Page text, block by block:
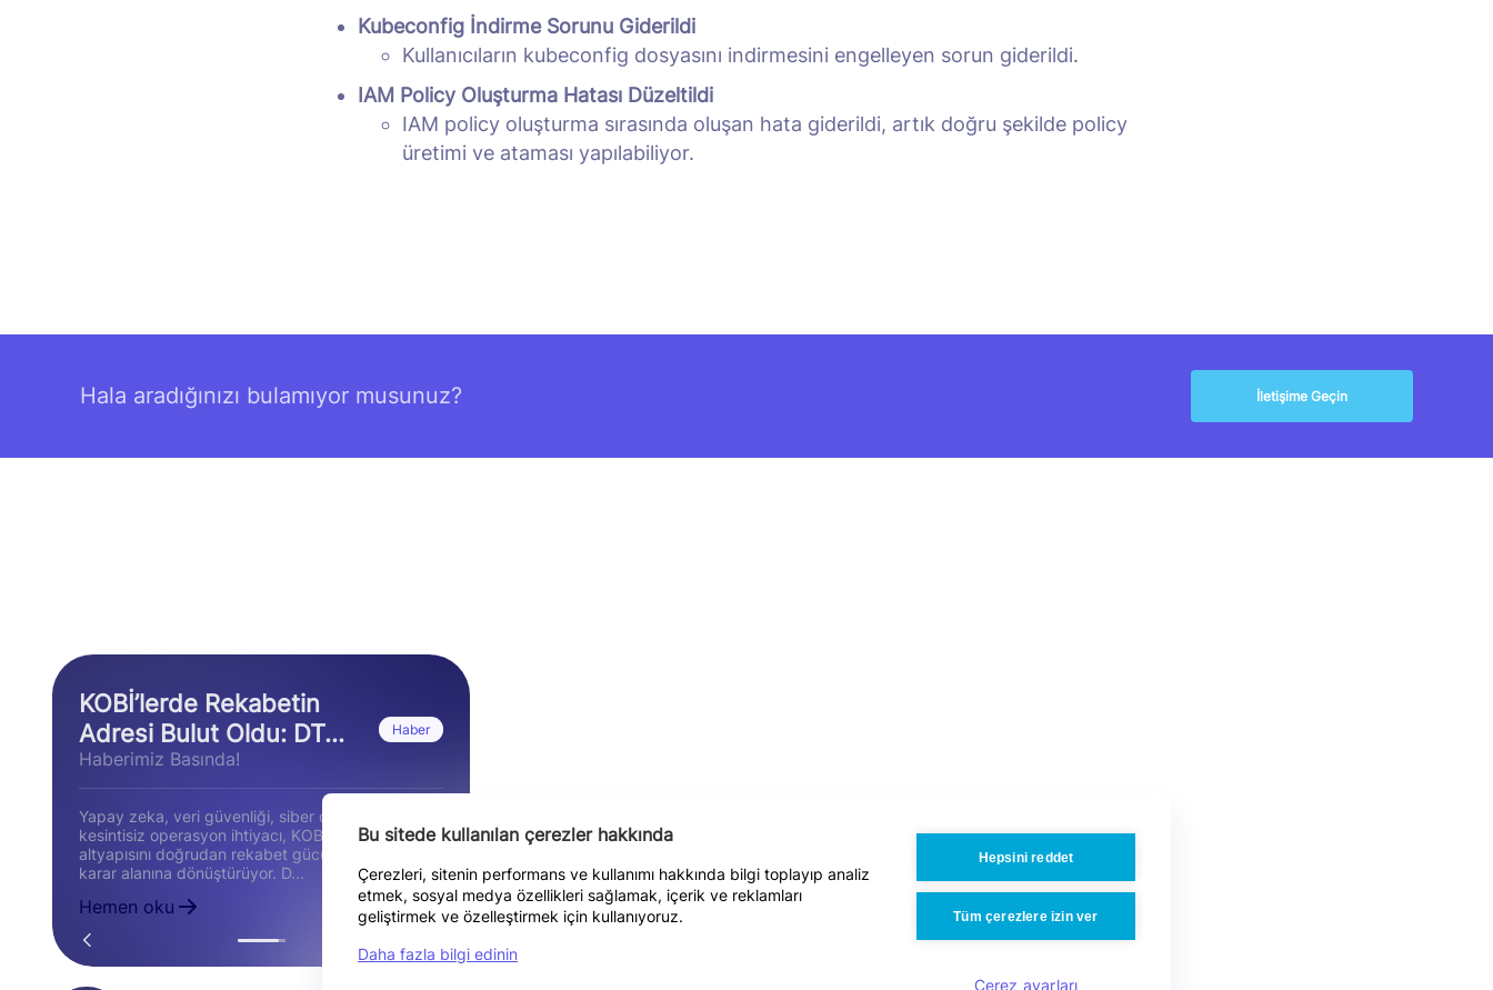
Kubeconfig İndirme Sorunu Giderildi
Kullanıcıların kubeconfig dosyasını indirmesini engelleyen sorun giderildi.
IAM Policy Oluşturma Hatası Düzeltildi
IAM policy oluşturma sırasında oluşan hata giderildi, artık doğru şekilde policy
üretimi ve ataması yapılabiliyor.
Hala aradığınızı bulamıyor musunuz? İletişime Geçin
KOBİ’lerde Rekabetin
Adresi Bulut Oldu: DT...
Haberimiz Basında!
Haber
Yapay zeka, veri güvenliği, siber dayanıklılık ve
kesintisiz operasyon ihtiyacı, KOBİ’ler için bulut
altyapısını doğrudan rekabet gücünü etkileyen bir
karar alanına dönüştürüyor. D...
Hemen oku
Bu sitede kullanılan çerezler hakkında
Çerezleri, sitenin performans ve kullanımı hakkında bilgi toplayıp analiz
etmek, sosyal medya özellikleri sağlamak, içerik ve reklamları
geliştirmek ve özelleştirmek için kullanıyoruz.
Daha fazla bilgi edinin
Hepsini reddet
Tüm çerezlere izin ver
Çerez ayarları